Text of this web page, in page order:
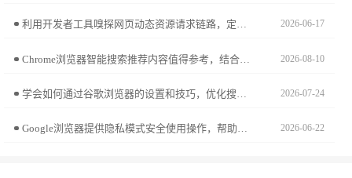
利用开发者工具嗅探网页动态资源请求链路，定位真实的高清原图下载地址，绕过前端逻辑封锁，实现高清视觉资产的瞬时批量本地闭环采集。 2026-06-17
Chrome浏览器智能搜索推荐内容值得参考，结合用户历史和兴趣提供相关结果，有效提升信息获取效率，特别适合高频搜索用户。 2026-08-10
2026-07-24
Google浏览器提供隐私模式安全使用操作，帮助用户配置隐私浏览功能，有效保护上网数据和个人信息，提升浏览器安全性和隐私防护能力。 2026-06-22